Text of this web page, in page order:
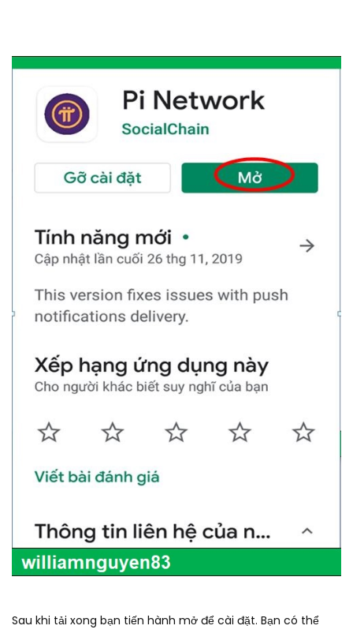
Sau khi tải xong bạn tiến hành mở để cài đặt. Bạn có thể